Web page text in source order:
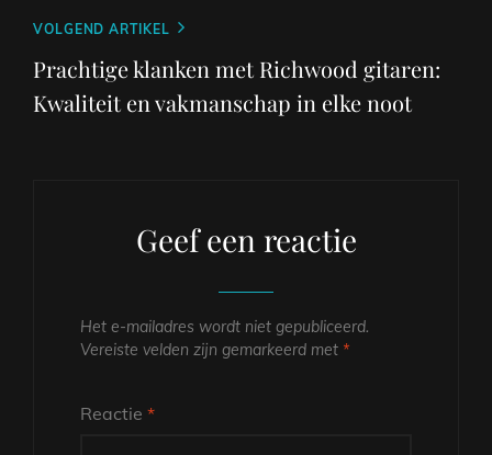
Volgend
bericht
VOLGEND ARTIKEL
Prachtige klanken met Richwood gitaren:
Kwaliteit en vakmanschap in elke noot
Geef een reactie
Het e-mailadres wordt niet gepubliceerd.
Vereiste velden zijn gemarkeerd met *
Reactie *